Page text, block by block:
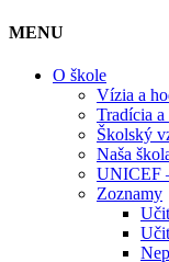
MENU
O škole
Vízia a
Tradícia a
Školský
Naša
UNICEF
Zoznamy